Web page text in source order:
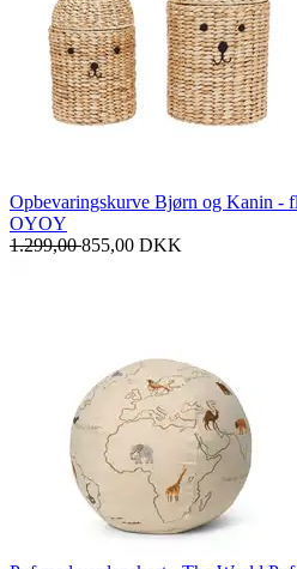
Opbevaringskurve Bjørn og Kanin -
OYOY
1.299,00855,00 DKK